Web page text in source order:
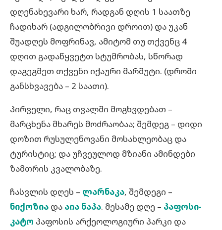
დღენახევარი ხარ, რადგან დღის 1 საათზე
ჩადიხარ (ადგილობრივი დროით) და უკან
შუადღეს მოფრინავ, ამიტომ თუ თქვენც 4
დღით გადაწყვეტთ სტუმრობას, სწორად
დაგეგმეთ თქვენი იქაური მარშუტი. (დროში
განსხვავება – 2 საათი).
პირველი, რაც თვალში მოგხვდებათ –
მარცხენა მხარეს მოძრაობაა; შემდეგ – დიდი
დოზით რუსულენოვანი მოსახლეობაც და
ტურისტიც; და უჩვეულოდ მზიანი ამინდები
ზამთრის კვალობაზე.
ჩასვლის დღეს – ლარნაკა, შემდეგი –
ნიქოზია და აია ნაპა. მესამე დღე – პაფოსი-
კატო პაფოსის არქეოლოგიური პარკი და